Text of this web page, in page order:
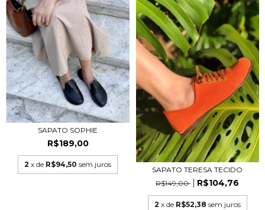
SAPATO SOPHIE
R$189,00
2 x de R$94,50 sem juros
SAPATO TERESA TECIDO
R$149,00
R$104,76
2 x de R$52,38 sem juros